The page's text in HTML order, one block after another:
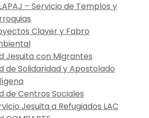
– Servicio de Templos y
Claver y Fabro
Jesuita con Migrantes
de Solidaridad y Apostolado
de Centros Sociales
Jesuita a Refugiados LAC